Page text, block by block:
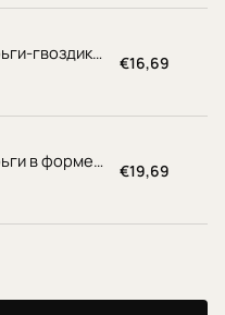
Объёмные серьги-гвоздики каплевидной формы €16,69
Объёмные серьги в форме сердца для женщин €19,69